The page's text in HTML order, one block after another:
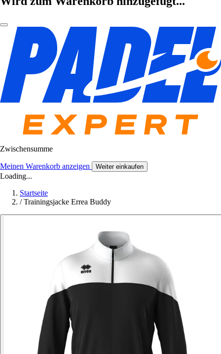
Zwischensumme
Meinen Warenkorb anzeigen Weiter einkaufen
Loading...
Startseite
/ Trainingsjacke Errea Buddy